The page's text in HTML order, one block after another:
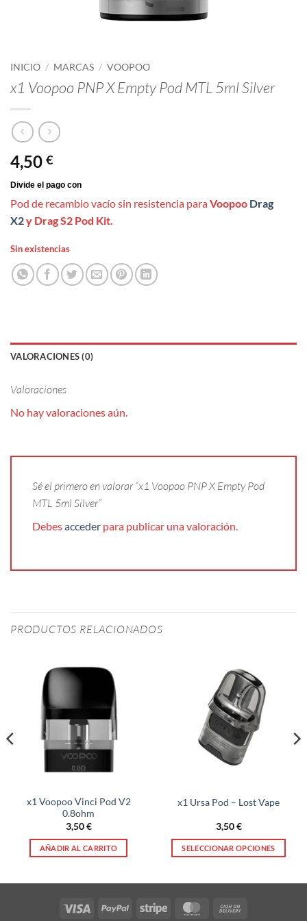
INICIO / MARCAS / VOOPOO
x1 Voopoo PNP X Empty Pod MTL 5ml Silver
4,50 €
Pod de recambio vacío sin resistencia paraVoopoo Drag
X2y Drag S2 Pod Kit.
Sin existencias
VALORACIONES (0)
Valoraciones
No hay valoraciones aún.
Sé el primero en valorar “x1 Voopoo PNP X Empty Pod
MTL 5ml Silver”
Debesacceder para publicar una valoración.
PRODUCTOS RELACIONADOS
x1 Voopoo Vinci Pod V2
0.8ohm
3,50€
AÑADIR AL CARRITO
x1 Ursa Pod – Lost Vape
3,50€
SELECCIONAR OPCIONES
múltiples
Visa PayPal Stripe MasterCard